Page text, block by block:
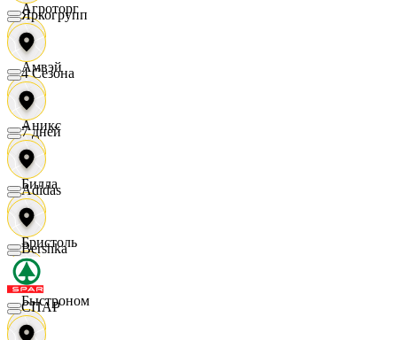
Агроторг
Амвэй
Аникс
Билла
Бристоль
Быстроном
Яркогрупп
4 Сезона
7 дней
Adidas
Bershka
СПАР